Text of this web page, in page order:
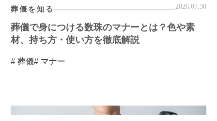
葬儀を知る 2026.07.30
葬儀で身につける数珠のマナーとは？色や素
材、持ち方・使い方を徹底解説
# 葬儀# マナー